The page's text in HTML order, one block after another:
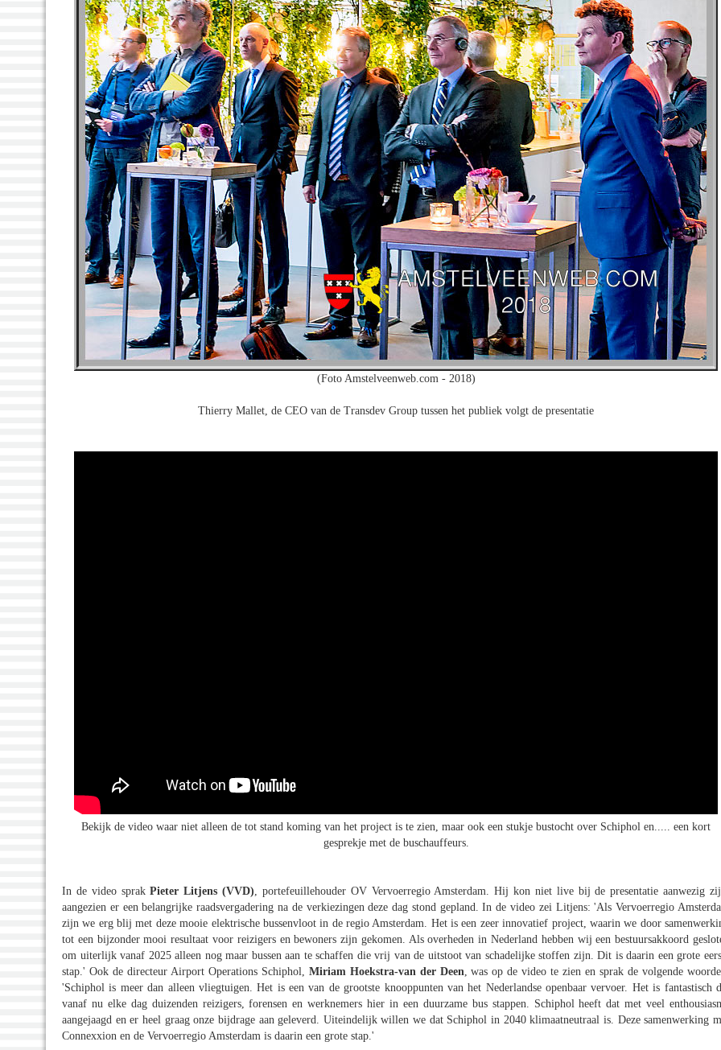
(Foto Amstelveenweb.com - 2018)
Thierry Mallet, de CEO van de Transdev Group tussen het publiek volgt de presentatie
Bekijk de video waar niet alleen de tot stand koming van het project is te zien, maar ook een stukje bustocht over Schiphol en..... een kort
gesprekje met de buschauffeurs.
In de video sprakPieter Litjens (VVD) , portefeuillehouder OV Vervoerregio Amsterdam. Hij kon niet live bij de presentatie aanwezig
aangezien er een belangrijke raadsvergadering na de verkiezingen deze dag stond gepland. In de video zei Litjens: 'Als Vervoerregio
zijn we erg blij met deze mooie elektrische bussenvloot in de regio Amsterdam. Het is een zeer innovatief project, waarin we door
tot een bijzonder mooi resultaat voor reizigers en bewoners zijn gekomen. Als overheden in Nederland hebben wij een bestuursakkoord
om uiterlijk vanaf 2025 alleen nog maar bussen aan te schaffen die vrij van de uitstoot van schadelijke stoffen zijn. Dit is daarin een grote
stap.' Ook de directeur Airport Operations Schiphol, Miriam Hoekstra-van der Deen , was op de video te zien en sprak de volgende
'Schiphol is meer dan alleen vliegtuigen. Het is een van de grootste knooppunten van het Nederlandse openbaar vervoer. Het is fantastisch
vanaf nu elke dag duizenden reizigers, forensen en werknemers hier in een duurzame bus stappen. Schiphol heeft dat met veel
aangejaagd en er heel graag onze bijdrage aan geleverd. Uiteindelijk willen we dat Schiphol in 2040 klimaatneutraal is. Deze samenwerking
Connexxion en de Vervoerregio Amsterdam is daarin een grote stap.'